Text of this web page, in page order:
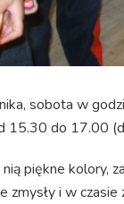
sobota w
15.30 do 17.00
nią piękne kolory,
i w czasie